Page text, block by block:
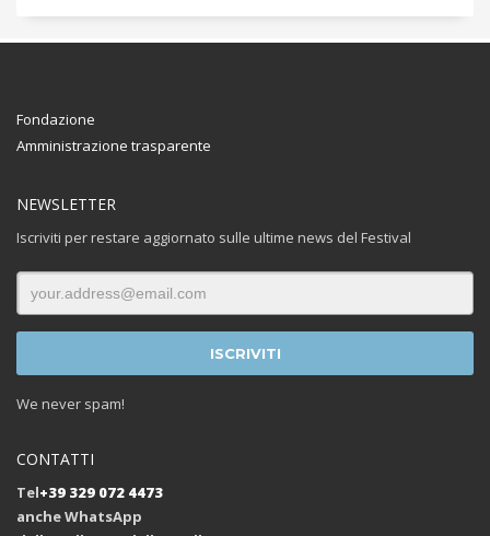
Fondazione
Amministrazione trasparente
NEWSLETTER
Iscriviti per restare aggiornato sulle ultime news del Festival
We never spam!
CONTATTI
Tel+39 329 072 4473
anche WhatsApp